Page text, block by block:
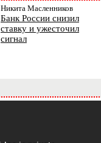
Никита Масленников
Банк России снизил
ставку и ужесточил
сигнал